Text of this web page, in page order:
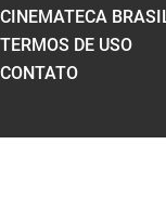
CINEMATECA
TERMOS DE USO
CONTATO